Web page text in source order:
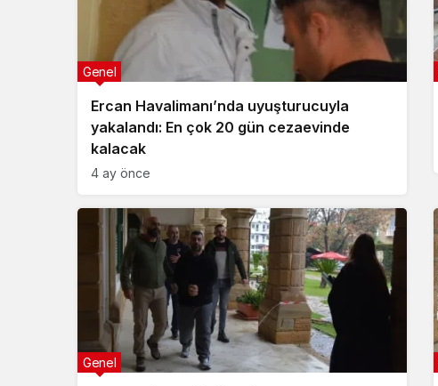
Ercan Havalimanı’nda uyuşturucuyla
yakalandı: En çok 20 gün cezaevinde
kalacak
Genel
4 ay önce
Genel